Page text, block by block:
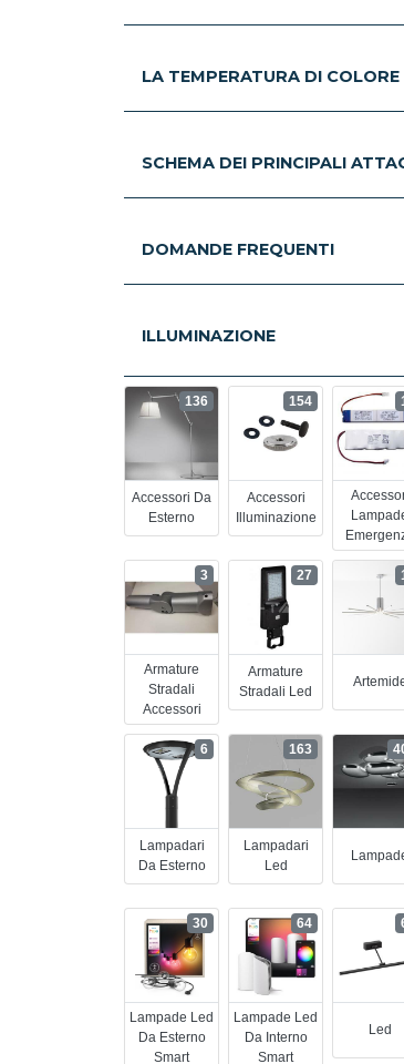
LA TEMPERATURA DI COLORE
SCHEMA DEI PRINCIPALI
DOMANDE FREQUENTI
ILLUMINAZIONE
Accessori Da
Esterno
136
Accessori
Illuminazione
154
Armature
Stradali
Accessori
3
Armature
Stradali Led
27
Lampadari
Da Esterno
6
Lampadari
Led
163
Lampade Led
Da Esterno
Smart
30
Lampade Led
Da Interno
Smart
64
Led